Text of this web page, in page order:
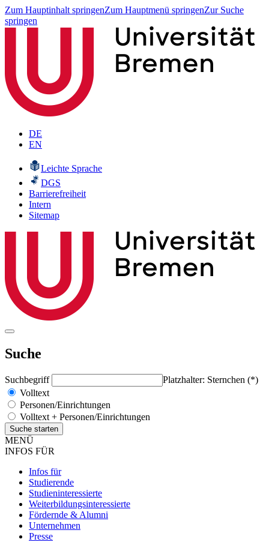
Zum Hauptinhalt springenZum Hauptmenü springenZur Suche
springen
DE
EN
Leichte Sprache
DGS
Barrierefreiheit
Intern
Sitemap
Suche
Suchbegriff
Platzhalter: Sternchen (*)
Volltext
Personen/Einrichtungen
Volltext + Personen/Einrichtungen
MENÜ
INFOS FÜR
Infos für
Studierende
Studieninteressierte
Weiterbildungsinteressierte
Fördernde & Alumni
Unternehmen
Presse